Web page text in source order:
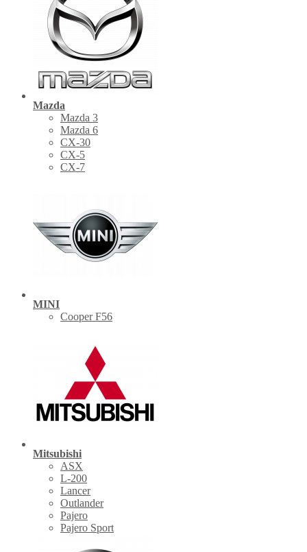
Mazda
Mazda 3
Mazda 6
CX-30
СХ-5
CX-7
MINI
Cooper F56
Mitsubishi
ASX
L-200
Lancer
Outlander
Pajero
Pajero Sport